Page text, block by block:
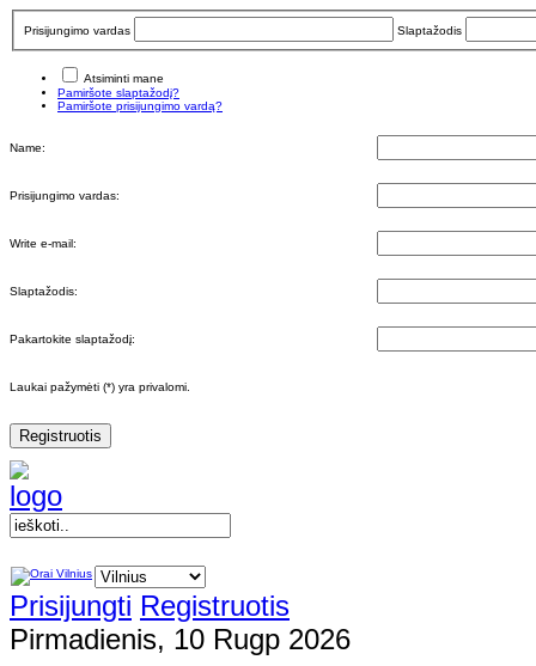
Prisijungimo vardas Slaptažodis
Atsiminti mane
Pamiršote slaptažodį?
Pamiršote prisijungimo vardą?
Name:
Prisijungimo vardas:
Write e-mail:
Slaptažodis:
Pakartokite slaptažodį:
Laukai pažymėti (*) yra privalomi.
Registruotis
Prisijungti Registruotis
Pirmadienis, 10 Rugp 2026